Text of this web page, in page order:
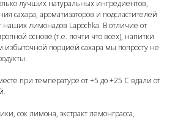
лучших натуральных ингредиентов,
сахара, ароматизаторов и подсластителей
лимонадов Lapochka. В отличие от
основе (т.е. почти что всех), напитки
избыточной порцией сахара мы попросту не
при температуре от +5 до +25 С вдали от
сок лимона, экстракт лемонграсса,